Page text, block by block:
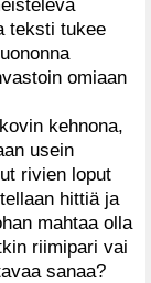
teksti tukee
omiaan
kehnona,
usein
rivien loput
hittiä ja
mahtaa olla
riimipari vai
sanaa?